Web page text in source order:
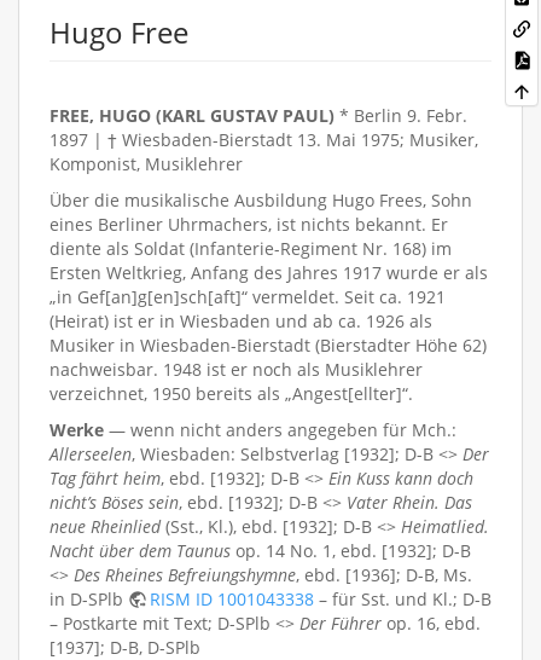
Hugo Free
FREE, HUGO (KARL GUSTAV PAUL) * Berlin 9. Febr.
1897 | † Wiesbaden-Bierstadt 13. Mai 1975; Musiker,
Komponist, Musiklehrer
Über die musikalische Ausbildung Hugo Frees, Sohn
eines Berliner Uhrmachers, ist nichts bekannt. Er
diente als Soldat (Infanterie-Regiment Nr. 168) im
Ersten Weltkrieg, Anfang des Jahres 1917 wurde er als
„in Gef[an]g[en]sch[aft]“ vermeldet. Seit ca. 1921
(Heirat) ist er in Wiesbaden und ab ca. 1926 als
Musiker in Wiesbaden-Bierstadt (Bierstadter Höhe 62)
nachweisbar. 1948 ist er noch als Musiklehrer
verzeichnet, 1950 bereits als „Angest[ellter]“.
Werke — wenn nicht anders angegeben für Mch.:
Allerseelen, Wiesbaden: Selbstverlag [1932]; D-B <> Der
Tag fährt heim, ebd. [1932]; D-B <> Ein Kuss kann doch
nicht’s Böses sein, ebd. [1932]; D-B <> Vater Rhein. Das
neue Rheinlied(Sst., Kl.), ebd. [1932]; D-B <> Heimatlied.
Nacht über dem Taunus op. 14 No. 1, ebd. [1932]; D-B
<> Des Rheines Befreiungshymne, ebd. [1936]; D-B, Ms.
in D-SPlb
RISM ID 1001043338 – für Sst. und Kl.; D-B
– Postkarte mit Text; D-SPlb <> Der Führer op. 16, ebd.
[1937]; D-B, D-SPlb